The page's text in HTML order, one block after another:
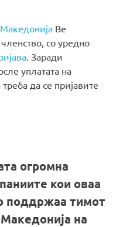
Ве
со уредно
. Заради
уплатата на
да се пријавите
огромна
кои оваа
поддржаа тимот
Македонија на